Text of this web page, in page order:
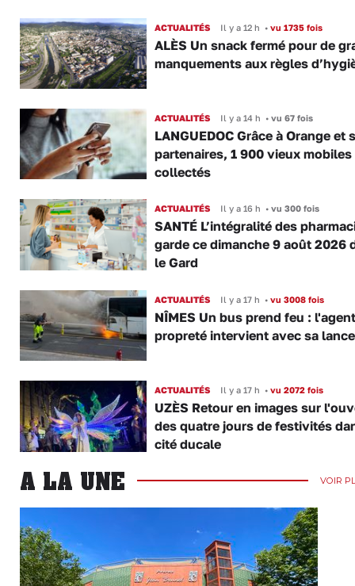
ACTUALITÉS Il y a 12 h •vu 1735 fois
ALÈS Un snack fermé pour de
manquements aux règles
ACTUALITÉS Il y a 14 h •vu 67 fois
LANGUEDOC Grâce à Orange et
partenaires, 1 900 vieux mobiles
collectés
ACTUALITÉS Il y a 16 h •vu 300 fois
SANTÉ L’intégralité des
garde ce dimanche 9 août 2026
le Gard
ACTUALITÉS Il y a 17 h •vu 3008 fois
NÎMES Un bus prend feu :
propreté intervient avec sa lance
ACTUALITÉS Il y a 17 h •vu 2072 fois
UZÈS Retour en images sur
des quatre jours de festivités
cité ducale
A LA UNE VOIR